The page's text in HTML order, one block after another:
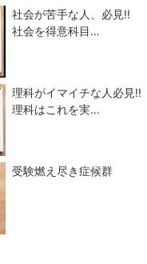
社会が苦手な人、必見!!
社会を得意科目…
理科がイマイチな人必見!!
理科はこれを実…
受験燃え尽き症候群